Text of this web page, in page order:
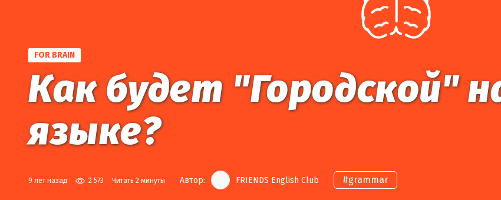
FOR BRAIN
Как будет "Городской"
языке?
9 лет назад 2 573 Читать 2 минуты Автор: FRIENDS English Club #grammar